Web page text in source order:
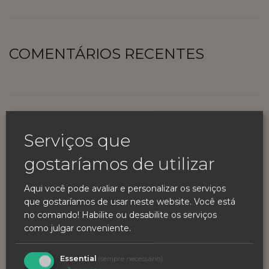
COMENTÁRIOS RECENTES
Agosto 2026
S T Q Q S S
1
3
4 5 6 7 8
9
Serviços que
gostaríamos de utilizar
Aqui você pode avaliar e personalizar os serviços
que gostaríamos de usar neste website. Você está
no comando! Habilite ou desabilite os serviços
como julgar conveniente.
Essential (sempre necessário)